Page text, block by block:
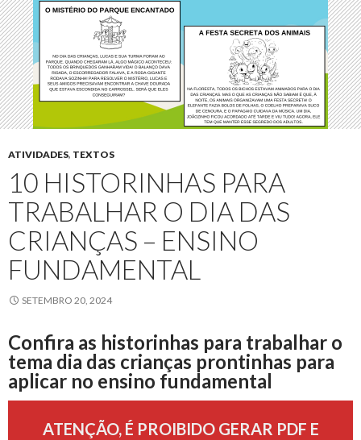
ATIVIDADES, TEXTOS
10 HISTORINHAS PARA
TRABALHAR O DIA DAS
CRIANÇAS – ENSINO
FUNDAMENTAL
SETEMBRO 20, 2024
Confira as historinhas para trabalhar o
tema dia das crianças prontinhas para
aplicar no ensino fundamental
ATENÇÃO, É PROIBIDO GERAR PDF E